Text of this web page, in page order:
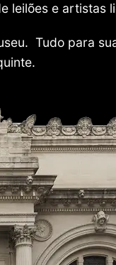
leilões e artistas
Tudo para